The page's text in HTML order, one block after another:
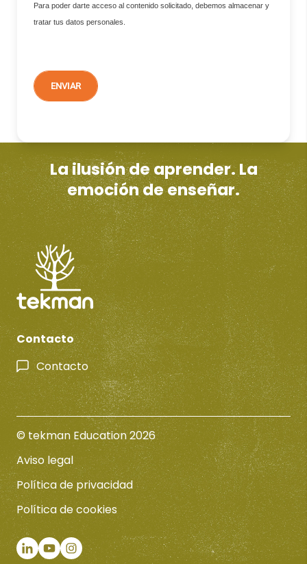
Para poder darte acceso al contenido solicitado, debemos almacenar y
tratar tus datos personales.
La ilusión de aprender. La
emoción de enseñar.
Contacto
Contacto
© tekman Education 2026
Aviso legal
Política de privacidad
Política de cookies